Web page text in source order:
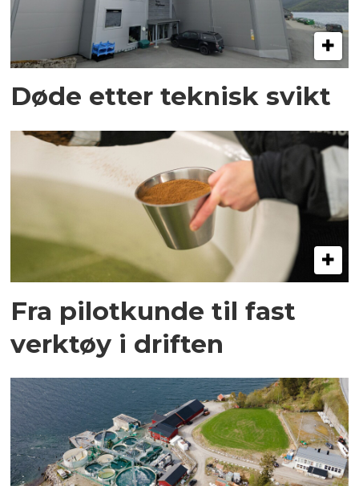
Døde etter teknisk svikt
Fra pilotkunde til fast
verktøy i driften